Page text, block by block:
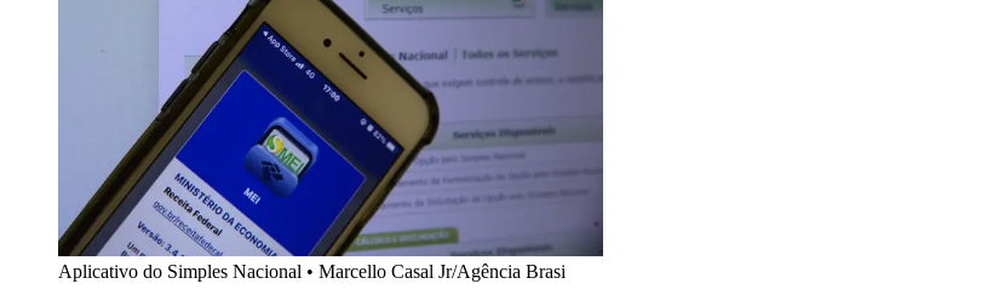
Aplicativo do Simples Nacional • Marcello Casal Jr/Agência Brasi